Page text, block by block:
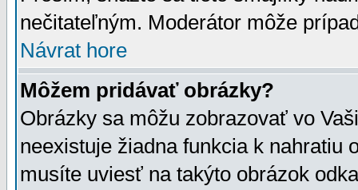
nečitateľným. Moderátor môže
Návrat hore
Môžem pridávať obrázky?
Obrázky sa môžu zobrazovať vo
neexistuje žiadna funkcia k nahratiu
musíte uviesť na takýto obrázok